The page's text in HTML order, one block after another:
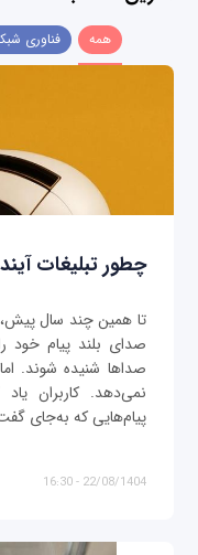
همه فناوری
چطور تبلیغات
تا همین چند سال پیش،
صدای بلند پیام خود
صداها شنیده شوند.
نمی‌دهد. کاربران یاد
پیام‌هایی که به‌جای
22/08/1404 - 16:30